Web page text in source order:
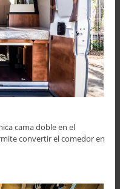
cama doble en el
convertir el comedor en